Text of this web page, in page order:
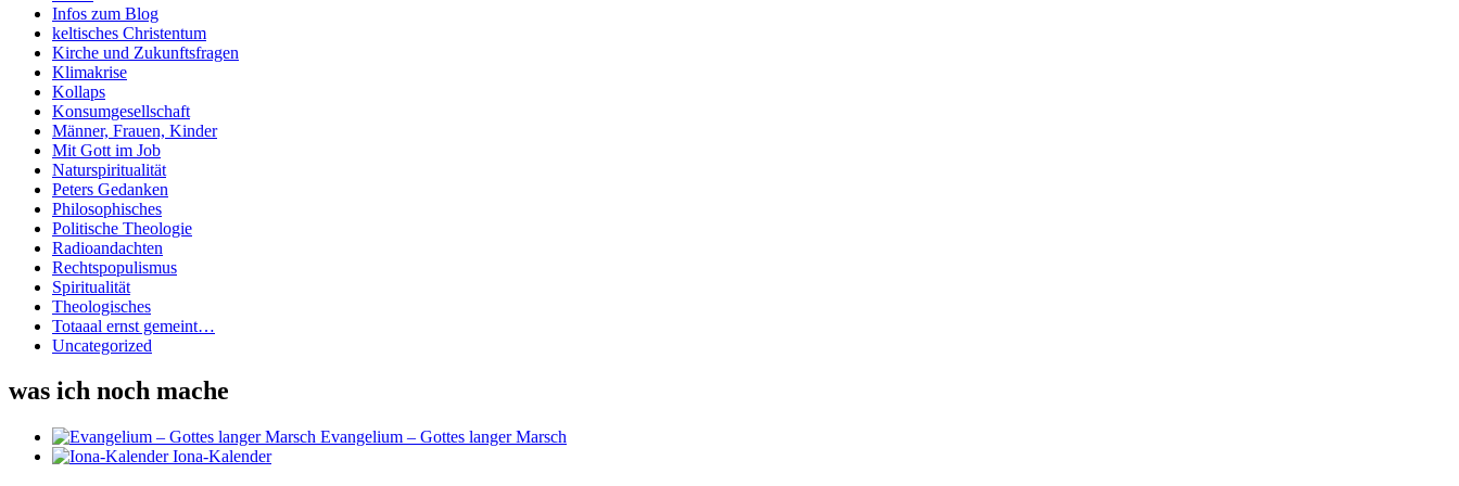
Infos zum Blog
keltisches Christentum
Kirche und Zukunftsfragen
Klimakrise
Kollaps
Konsumgesellschaft
Männer, Frauen, Kinder
Mit Gott im Job
Naturspiritualität
Peters Gedanken
Philosophisches
Politische Theologie
Radioandachten
Rechtspopulismus
Spiritualität
Theologisches
Totaaal ernst gemeint…
Uncategorized
was ich noch mache
Evangelium – Gottes langer Marsch
Iona-Kalender